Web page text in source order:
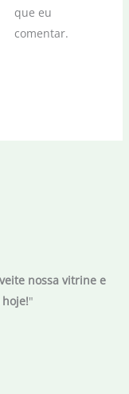
que eu
comentar.
nossa vitrine e
"